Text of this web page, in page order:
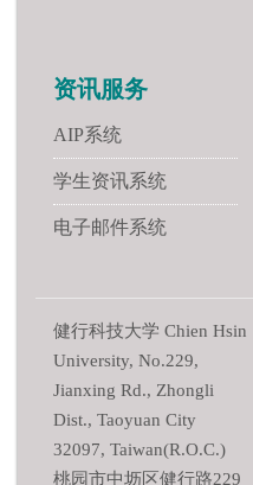
资讯服务
AIP系统
学生资讯系统
电子邮件系统
健行科技大学 Chien Hsin
University, No.229,
Jianxing Rd., Zhongli
Dist., Taoyuan City
32097, Taiwan(R.O.C.)
桃园市中坜区健行路229